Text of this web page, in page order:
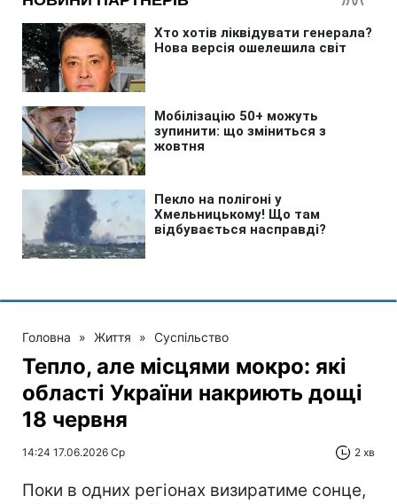
Головна » Життя » Суспільство
Тепло, але місцями мокро: які
області України накриють дощі
18 червня
14:24 17.06.2026 Ср 2 хв
Поки в одних регіонах визиратиме сонце,